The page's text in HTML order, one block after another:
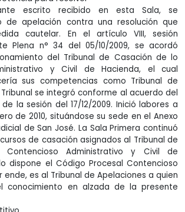
escrito recibido en esta Sala, se
de apelación contra una resolución que
cautelar. En el artículo VIII, sesión
Plena n° 34 del 05/10/2009, se acordó
del Tribunal de Casación de lo
y Civil de Hacienda, el cual
sus competencias como Tribunal de
se integró conforme al acuerdo del
la sesión del 17/12/2009. Inició labores a
de 2010, situándose su sede en el Anexo
de San José. La Sala Primera continuó
de casación asignados al Tribunal de
Administrativo y Civil de
dispone el Código Procesal Contencioso
ende, es al Tribunal de Apelaciones a quien
conocimiento en alzada de la presente